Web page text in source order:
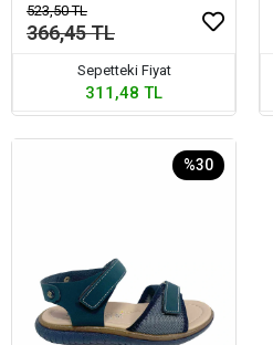
523,50 TL
366,45 TL
Sepetteki Fiyat
311,48 TL
%30